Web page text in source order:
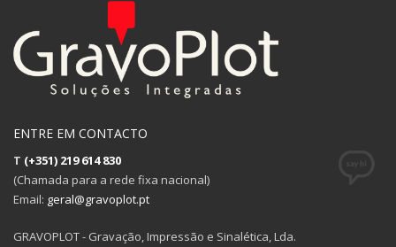
ENTRE EM CONTACTO
T (+351) 219 614 830
(Chamada para a rede fixa nacional)
Email: geral@gravoplot.pt
GRAVOPLOT - Gravação, Impressão e Sinalética, Lda.